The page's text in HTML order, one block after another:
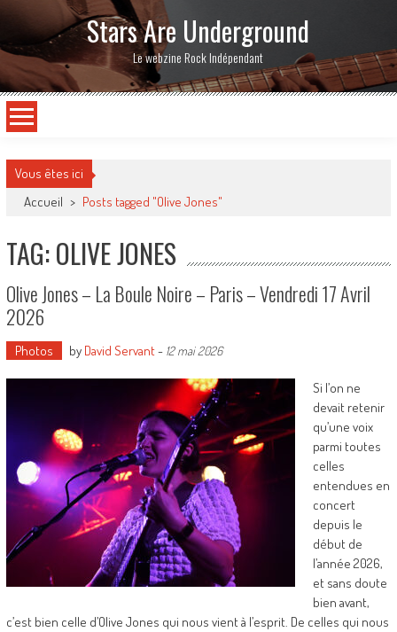
Stars Are Underground
Le webzine Rock Indépendant
Vous êtes ici
Accueil > Posts tagged "Olive Jones"
TAG: OLIVE JONES
Olive Jones – La Boule Noire – Paris – Vendredi 17 Avril
2026
Photos by David Servant- 12 mai 2026
Si l’on ne
devait retenir
qu’une voix
parmi toutes
celles
entendues en
concert
depuis le
début de
l’année 2026,
et sans doute
bien avant,
c’est bien celle d’Olive Jones qui nous vient à l’esprit. De celles qui nous